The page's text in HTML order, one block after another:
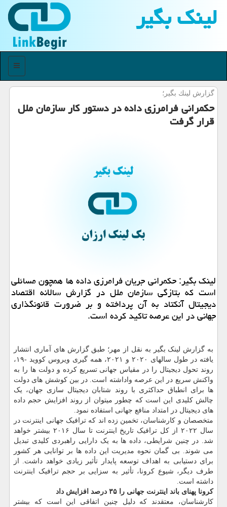
لینك بگیر
منو
گزارش لینك بگیر؛
حکمرانی فرامرزی داده در دستور کار سازمان ملل
قرار گرفت
لینک بگیر: حکمرانی جریان فرامرزی داده ها همچون مسائلی
است که بتازگی سازمان ملل در گزارش سالانه اقتصاد
دیجیتال آنکتاد به آن پرداخته و بر ضرورت قانونگذاری
جهانی در این عرصه تاکید کرده است.
به گزارش لینک بگیر به نقل از مهر؛ طبق گزارش های آماری انتشار
یافته در طول سالهای ۲۰۲۰ و ۲۰۲۱، همه گیری ویروس کووید -۱۹،
روند تحول دیجیتال را در مقیاس جهانی تسریع کرده و دولت ها را به
واکنش سریع در این عرصه واداشته است. در بین کوشش های دولت
ها برای انطباق حداکثری با روند شتابان دیجیتال سازی جهان، یک
چالش کلیدی این است که چطور میتوان از روند افزایش حجم داده
های دیجیتال در امتداد منافع جهانی استفاده نمود.
متخصصان و کارشناسان، تخمین زده اند که ترافیک جهانی اینترنت در
سال ۲۰۲۲ از کل ترافیک تاریخ اینترنت تا سال ۲۰۱۶ بیشتر خواهد
شد. در چنین شرایطی، داده ها به یک دارایی راهبردی کلیدی تبدیل
می شوند. بی گمان نحوه مدیریت این داده ها بر توانایی هر کشور
برای دستیابی به اهداف توسعه پایدار تأثیر زیادی خواهد داشت. از
طرف دیگر، شیوع کرونا، تأثیر به سزایی بر حجم ترافیک اینترنت
داشته است.
کرونا پهنای باند اینترنت جهانی را ۳۵ درصد افزایش داد
کارشناسان، معتقدند که دلیل چنین اتفاقی این است که بیشتر